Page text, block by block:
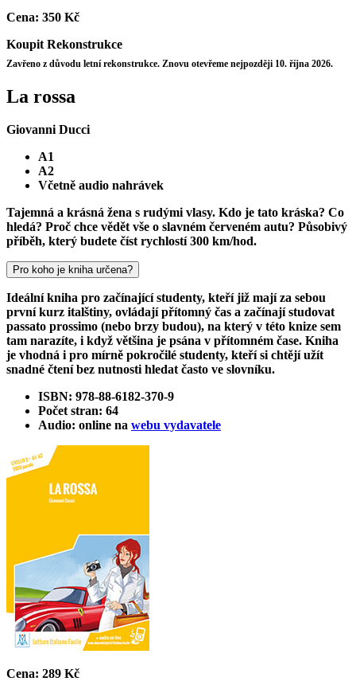
Cena: 350 Kč
Koupit Rekonstrukce
Zavřeno z důvodu letní rekonstrukce. Znovu otevřeme nejpozději 10. října 2026.
La rossa
Giovanni Ducci
A1
A2
Včetně audio nahrávek
Tajemná a krásná žena s rudými vlasy. Kdo je tato kráska? Co
hledá? Proč chce vědět vše o slavném červeném autu? Působivý
příběh, který budete číst rychlostí 300 km/hod.
Pro koho je kniha určena?
Ideální kniha pro začínající studenty, kteří již mají za sebou
první kurz italštiny, ovládají přítomný čas a začínají studovat
passato prossimo (nebo brzy budou), na který v této knize sem
tam narazíte, i když většina je psána v přítomném čase. Kniha
je vhodná i pro mírně pokročilé studenty, kteří si chtějí užít
snadné čtení bez nutnosti hledat často ve slovníku.
ISBN: 978-88-6182-370-9
Počet stran: 64
Audio: online na webu vydavatele
Cena: 289 Kč